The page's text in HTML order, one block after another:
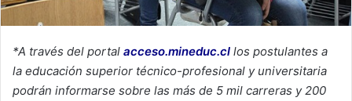
*A través del portal acceso.mineduc.cl los postulantes a
la educación superior técnico-profesional y universitaria
podrán informarse sobre las más de 5 mil carreras y 200